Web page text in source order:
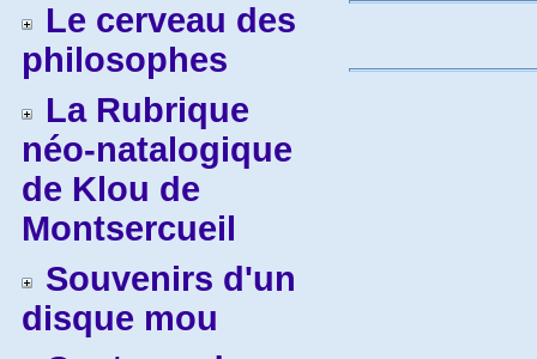
Le cerveau des
philosophes
La Rubrique
néo-natalogique
de Klou de
Montsercueil
Souvenirs d'un
disque mou